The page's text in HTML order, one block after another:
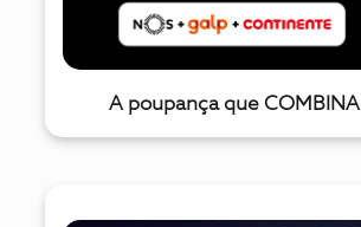
A poupança que COMBINA